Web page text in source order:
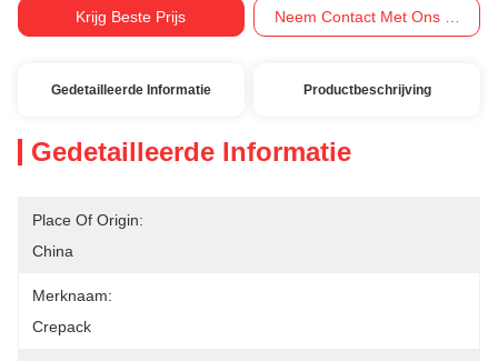
Krijg Beste Prijs Neem Contact Met Ons Op
Gedetailleerde Informatie Productbeschrijving
Gedetailleerde Informatie
Place Of Origin:
China
Merknaam:
Crepack